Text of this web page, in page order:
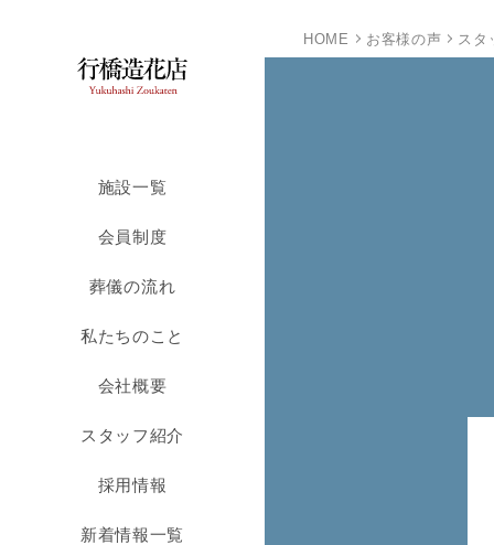
施設一覧
会員制度
葬儀の流れ
私たちのこと
会社概要
スタッフ紹介
採用情報
新着情報一覧
HOME お客様の声 スタ